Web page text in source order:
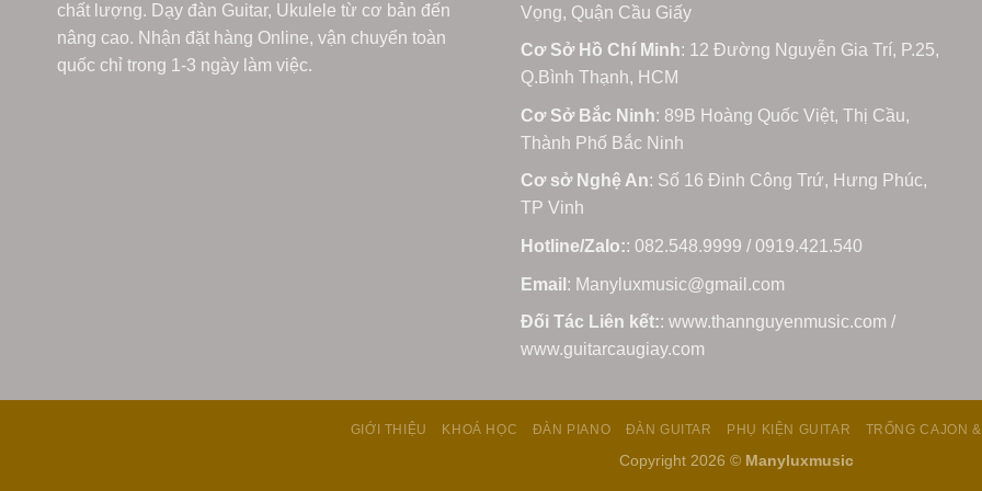
chất lượng. Dạy đàn Guitar, Ukulele từ cơ bản đến
nâng cao. Nhận đặt hàng Online, vận chuyển toàn
quốc chỉ trong 1-3 ngày làm việc.
Vọng, Quận Cầu Giấy
Cơ Sở Hồ Chí Minh: 12 Đường Nguyễn Gia Trí, P.25,
Q.Bình Thạnh, HCM
Cơ Sở Bắc Ninh: 89B Hoàng Quốc Việt, Thị Cầu,
Thành Phố Bắc Ninh
Cơ sở Nghệ An: Số 16 Đinh Công Trứ, Hưng Phúc,
TP Vinh
Hotline/Zalo:: 082.548.9999 / 0919.421.540
Email : Manyluxmusic@gmail.com
Đối Tác Liên kết:: www.thannguyenmusic.com /
www.guitarcaugiay.com
GIỚI THIỆU KHOÁ HỌC ĐÀN PIANO ĐÀN GUITAR PHỤ KIỆN GUITAR TRỐNG CAJON
Copyright 2026 © Manyluxmusic